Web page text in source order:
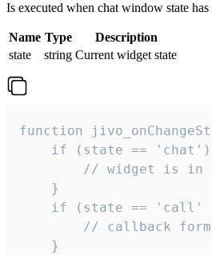
Is executed when chat window state has
Name Type
Description
state
string Current widget state
function
if (state ==
// widget is in
    }
if (state == 'call'
// callback
    }